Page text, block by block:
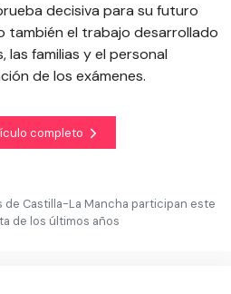
decisiva para su futuro
también el trabajo desarrollado
familias y el personal
de los exámenes.
completo
de Castilla-La Mancha participan este
de los últimos años